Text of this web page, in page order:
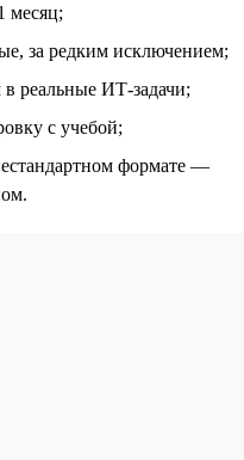
месяц;
за редким исключением;
реальные ИТ-задачи;
с учебой;
формате —